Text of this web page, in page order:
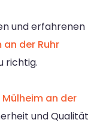
und erfahrenen
der Ruhr
richtig.
an der
und Qualität